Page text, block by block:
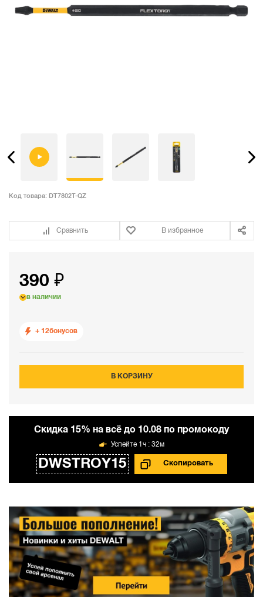
Код товара: DT7802T-QZ
Сравнить В избранное
390 ₽
в наличии
+ 12бонусов
В КОРЗИНУ
Cкидка 15% на всё до 10.08 по промокоду
DWSTROY15
1ч : 32м